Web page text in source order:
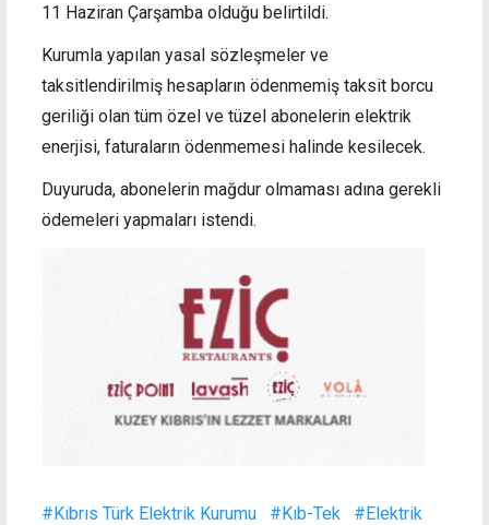
11 Haziran Çarşamba olduğu belirtildi.
Kurumla yapılan yasal sözleşmeler ve
taksitlendirilmiş hesapların ödenmemiş taksit borcu
geriliği olan tüm özel ve tüzel abonelerin elektrik
enerjisi, faturaların ödenmemesi halinde kesilecek.
Duyuruda, abonelerin mağdur olmaması adına gerekli
ödemeleri yapmaları istendi.
#Kıbrıs Türk Elektrik Kurumu #Kıb-Tek
#Elektrik